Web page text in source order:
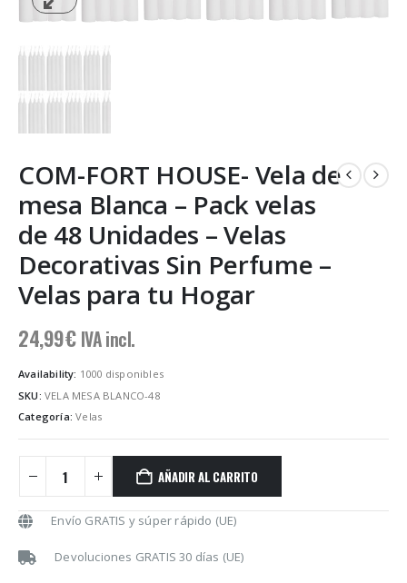
COM-FORT HOUSE- Vela de
mesa Blanca – Pack velas
de 48 Unidades – Velas
Decorativas Sin Perfume –
Velas para tu Hogar
24,99€ IVA incl.
Availability: 1000 disponibles
SKU: VELA MESA BLANCO-48
Categoría:Velas
AÑADIR AL CARRITO
Envío GRATIS y súper rápido (UE)
Devoluciones GRATIS 30 días (UE)